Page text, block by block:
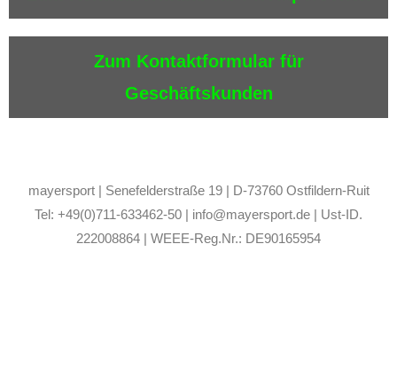
Zum Kontaktformular für
Geschäftskunden
mayersport | Senefelderstraße 19 | D-73760 Ostfildern-Ruit
Tel: +49(0)711-633462-50 | info@mayersport.de | Ust-ID.
222008864 | WEEE-Reg.Nr.: DE90165954